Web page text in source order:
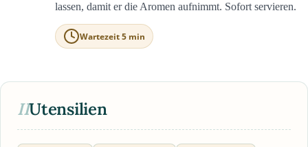
lassen, damit er die Aromen aufnimmt. Sofort servieren.
Wartezeit 5 min
IIUtensilien